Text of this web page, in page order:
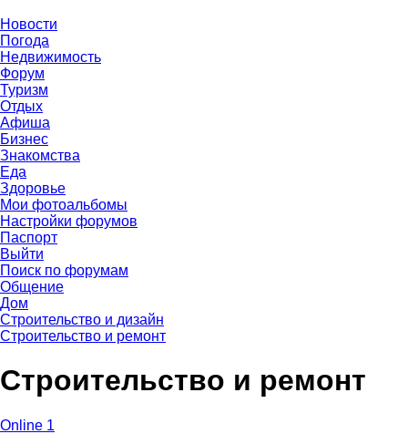
Новости
Погода
Недвижимость
Форум
Туризм
Отдых
Афиша
Бизнес
Знакомства
Еда
Здоровье
Мои фотоальбомы
Настройки форумов
Паспорт
Выйти
Поиск по форумам
Общение
Дом
Строительство и дизайн
Строительство и ремонт
Строительство и ремонт
Online 1